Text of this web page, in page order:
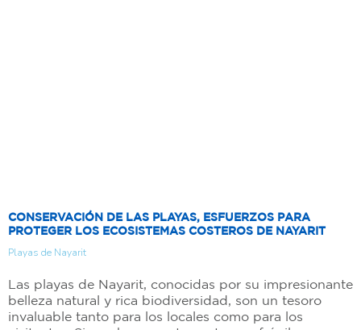
CONSERVACIÓN DE LAS PLAYAS, ESFUERZOS PARA
PROTEGER LOS ECOSISTEMAS COSTEROS DE NAYARIT
Playas de Nayarit
Las playas de Nayarit, conocidas por su impresionante
belleza natural y rica biodiversidad, son un tesoro
invaluable tanto para los locales como para los